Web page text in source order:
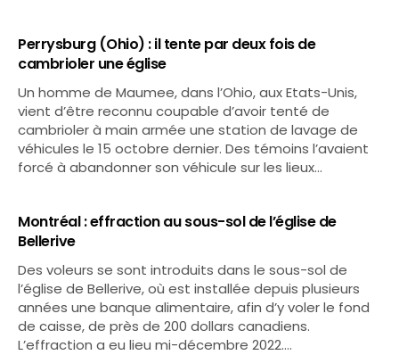
Perrysburg (Ohio) : il tente par deux fois de
cambrioler une église
Un homme de Maumee, dans l’Ohio, aux Etats-Unis,
vient d’être reconnu coupable d’avoir tenté de
cambrioler à main armée une station de lavage de
véhicules le 15 octobre dernier. Des témoins l’avaient
forcé à abandonner son véhicule sur les lieux…
Montréal : effraction au sous-sol de l’église de
Bellerive
Des voleurs se sont introduits dans le sous-sol de
l’église de Bellerive, où est installée depuis plusieurs
années une banque alimentaire, afin d’y voler le fond
de caisse, de près de 200 dollars canadiens.
L’effraction a eu lieu mi-décembre 2022.…